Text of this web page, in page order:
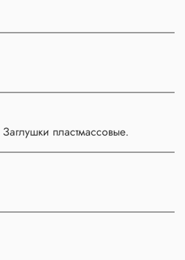
пластмассовые.